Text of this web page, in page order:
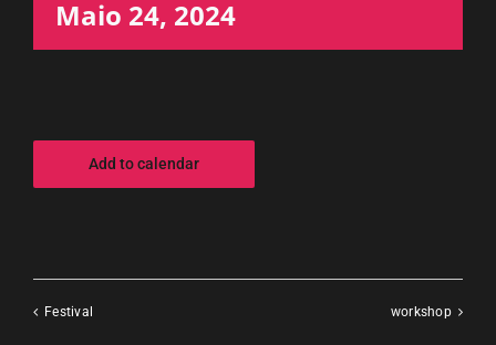
Maio 24, 2024
Add to calendar
Festival workshop